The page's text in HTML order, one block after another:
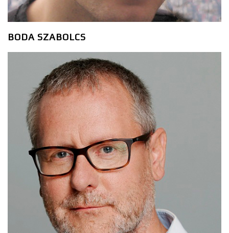
BODA SZABOLCS